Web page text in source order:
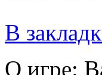
В
О игре: